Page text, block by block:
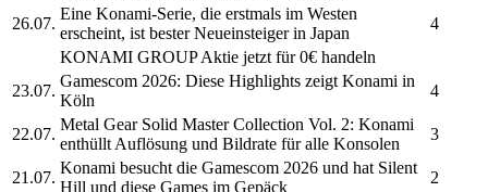
26.07.
Eine Konami-Serie, die erstmals im Westen
erscheint, ist bester Neueinsteiger in Japan
4
KONAMI GROUPAktie jetzt für 0€ handeln
23.07.
Gamescom 2026: Diese Highlights zeigt Konami in
Köln
4
22.07.
Metal Gear Solid Master Collection Vol. 2: Konami
enthüllt Auflösung und Bildrate für alle Konsolen
3
21.07.
Konami besucht die Gamescom 2026 und hat Silent
Hill und diese Games im Gepäck
2